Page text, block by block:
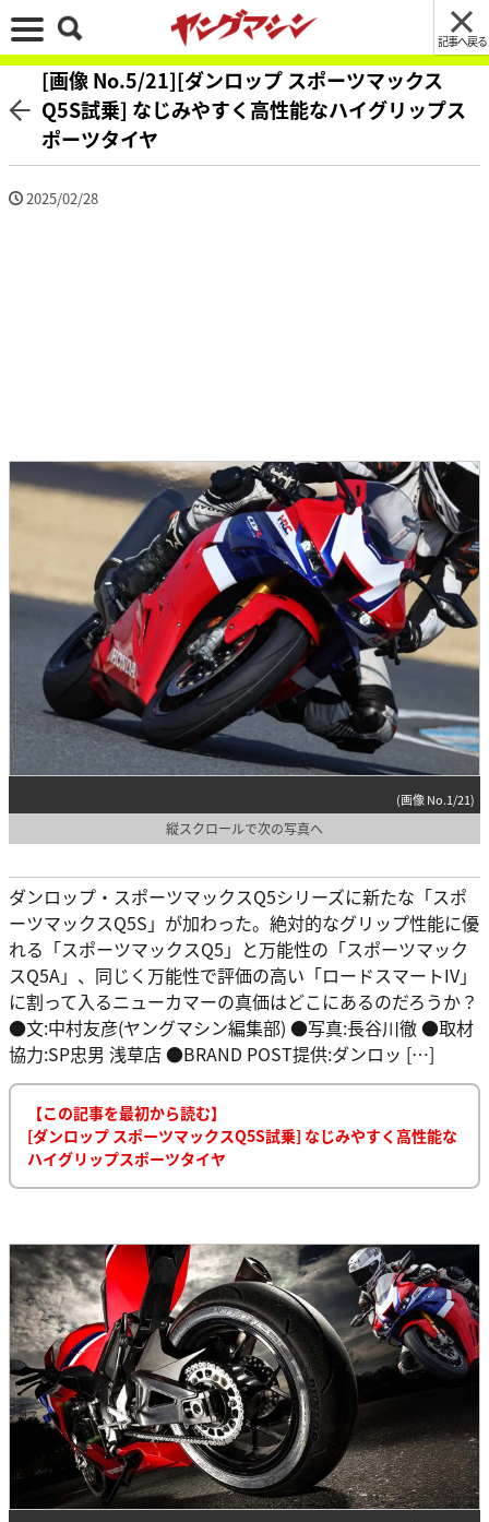
記事へ戻る
[画像 No.5/21][ダンロップ スポーツマックス
Q5S試乗] なじみやすく高性能なハイグリップス
ポーツタイヤ
2025/02/28
(画像 No.1/21)
縦スクロールで次の写真へ
ダンロップ・スポーツマックスQ5シリーズに新たな「スポ
ーツマックスQ5S」が加わった。絶対的なグリップ性能に優
れる「スポーツマックスQ5」と万能性の「スポーツマック
スQ5A」、同じく万能性で評価の高い「ロードスマートIV」
に割って入るニューカマーの真価はどこにあるのだろうか？
●文:中村友彦(ヤングマシン編集部) ●写真:長谷川徹 ●取材
協力:SP忠男 浅草店 ●BRAND POST提供:ダンロッ […]
【この記事を最初から読む】
[ダンロップ スポーツマックスQ5S試乗] なじみやすく高性能な
ハイグリップスポーツタイヤ